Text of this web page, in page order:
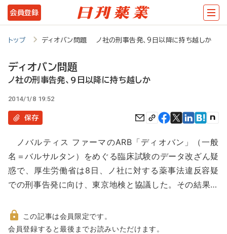
メ
イ
ツ
移
動
会員登録
トップ ディオバン問題 ノ社の刑事告発、9日以降に持ち越しか
ディオバン問題
ノ社の刑事告発、9日以降に持ち越しか
2014/1/8 19:52
保存
ノバルティス ファーマのARB「ディオバン」（一般
名＝バルサルタン）をめぐる臨床試験のデータ改ざん疑
惑で、厚生労働省は8日、ノ社に対する薬事法違反容疑
での刑事告発に向け、東京地検と協議した。その結果…
非
この記事は会員限定です。
会員登録すると最後までお読みいただけます。